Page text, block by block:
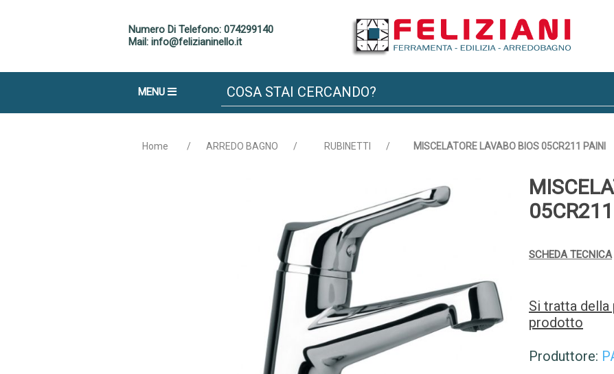
Numero Di Telefono: 074299140
Mail: info@felizianinello.it
MENU
Home / ARREDO BAGNO / RUBINETTI / MISCELATORE LAVABO BIOS 05CR211 PAINI
SCHEDA TECNICA
Si tratta della
prodotto
Produttore: